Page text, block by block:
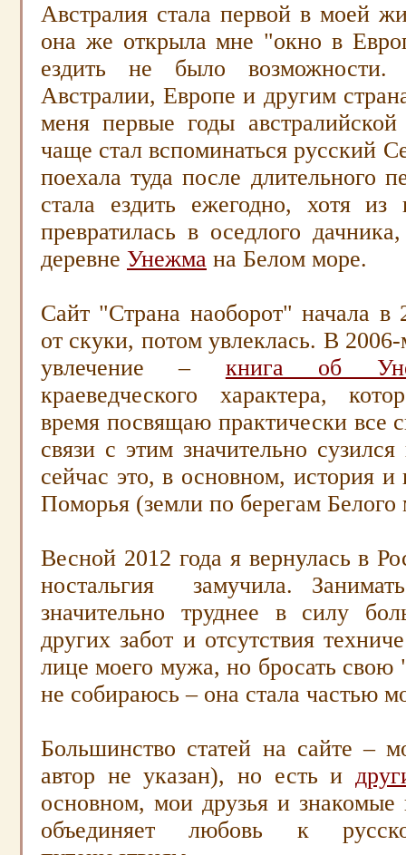
Австралия стала первой в моей
она же открыла мне "окно в
ездить не было возможности.
Австралии, Европе и другим
меня первые годы
чаще стал вспоминаться русский
поехала туда после длительного
стала ездить ежегодно, хотя из
превратилась в оседлого
деревне Унежма на Белом море.
Сайт "Страна наоборот" начала в
от скуки, потом увлеклась. В
увлечение– книга об
краеведческого характера,
время посвящаю практически все
связи с этим значительно
сейчас это, в основном, история и
Поморья (земли по берегам Белого
Весной 2012 года я вернулась
ностальгия замучила.
значительно труднее в силу
других забот и отсутствия
лице моего мужа, но бросать свою
не собираюсь–она стала частью
Большинство статей на сайте–
автор не указан), но есть и
основном, мои друзья и знакомые
объединяет любовь к